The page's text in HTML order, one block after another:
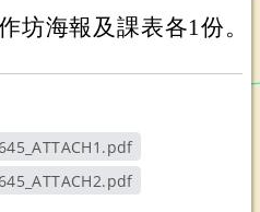
坊海報及課表各1份。
視窗